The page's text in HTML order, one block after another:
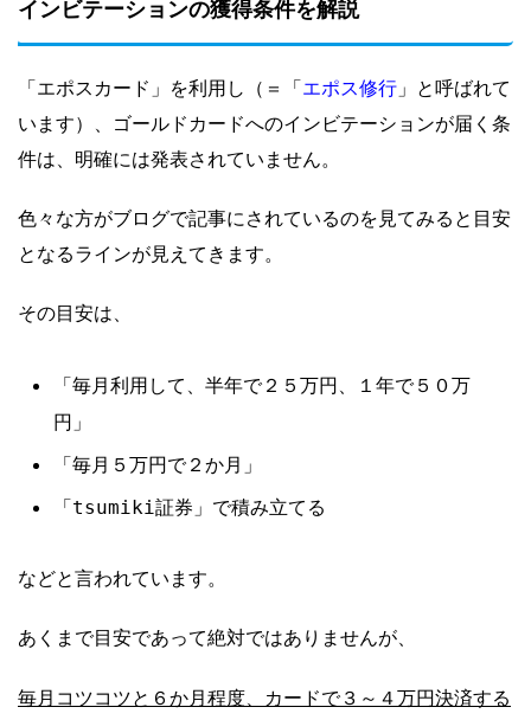
インビテーションの獲得条件を解説
「エポスカード」を利用し（＝「エポス修行 」と呼ばれて
います）、ゴールドカードへのインビテーションが届く条
件は、明確には発表されていません。
色々な方がブログで記事にされているのを見てみると目安
となるラインが見えてきます。
その目安は、
「毎月利用して、半年で２５万円、１年で５０万
円」
「毎月５万円で２か月」
「tsumiki証券」で積み立てる
などと言われています。
あくまで目安であって絶対ではありませんが、
毎月コツコツと６か月程度、カードで３～４万円決済する